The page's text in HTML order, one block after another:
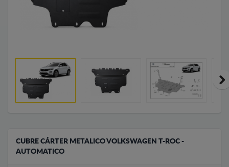
CUBRE CÁRTER METALICO VOLKSWAGEN T-ROC -
AUTOMATICO